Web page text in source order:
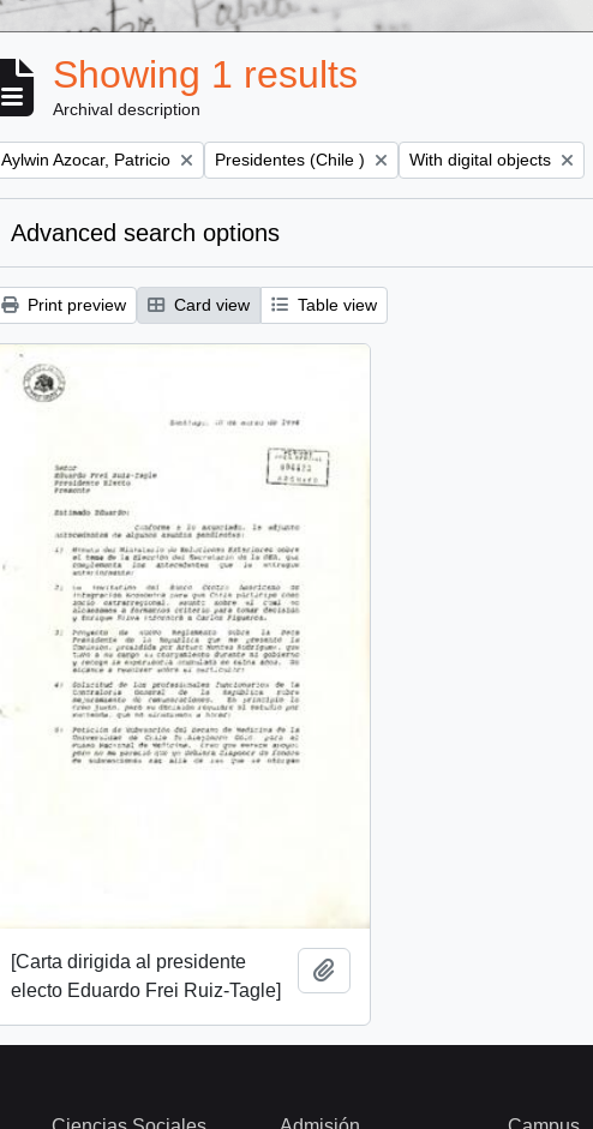
Showing 1 results
Archival description
Remove filter:
Aylwin Azocar, Patricio Remove filter:
Presidentes (Chile ) Remove filter:
With digital objects
Advanced search options
Print preview Card view Table view
[Carta dirigida al presidente
electo Eduardo Frei Ruiz-Tagle]